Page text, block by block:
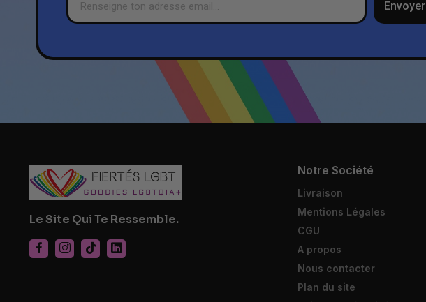
Envoyer
Le Site Qui Te Ressemble.
Notre Société
Livraison
Mentions Légales
CGU
A propos
Nous contacter
Plan du site